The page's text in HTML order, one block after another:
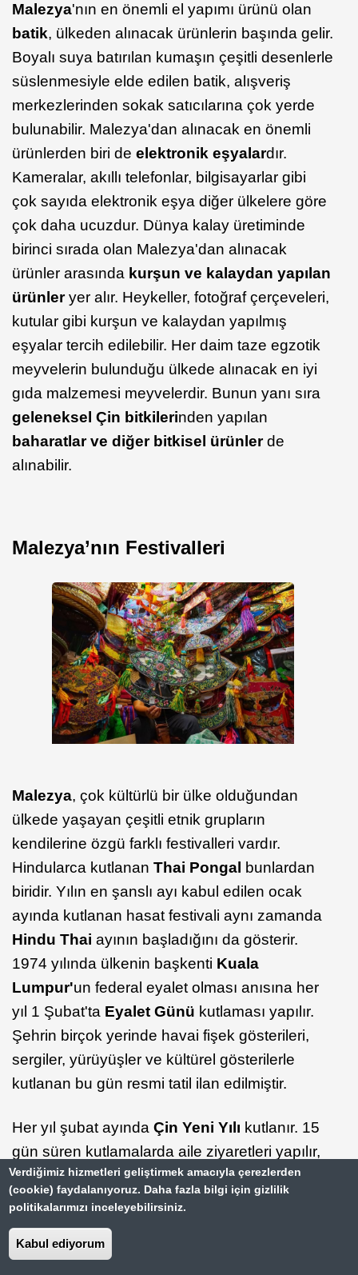
Malezya'nın en önemli el yapımı ürünü olan
batik, ülkeden alınacak ürünlerin başında gelir.
Boyalı suya batırılan kumaşın çeşitli desenlerle
süslenmesiyle elde edilen batik, alışveriş
merkezlerinden sokak satıcılarına çok yerde
bulunabilir. Malezya'dan alınacak en önemli
ürünlerden biri de elektronik eşyalardır.
Kameralar, akıllı telefonlar, bilgisayarlar gibi
çok sayıda elektronik eşya diğer ülkelere göre
çok daha ucuzdur. Dünya kalay üretiminde
birinci sırada olan Malezya'dan alınacak
ürünler arasında kurşun ve kalaydan yapılan
ürünleryer alır. Heykeller, fotoğraf çerçeveleri,
kutular gibi kurşun ve kalaydan yapılmış
eşyalar tercih edilebilir. Her daim taze egzotik
meyvelerin bulunduğu ülkede alınacak en iyi
gıda malzemesi meyvelerdir. Bunun yanı sıra
geleneksel Çin bitkilerinden yapılan
baharatlar ve diğer bitkisel ürünlerde
alınabilir.
Malezya’nın Festivalleri
Malezya, çok kültürlü bir ülke olduğundan
ülkede yaşayan çeşitli etnik grupların
kendilerine özgü farklı festivalleri vardır.
Hindularca kutlanan Thai Pongal
bunlardan
biridir. Yılın en şanslı ayı kabul edilen ocak
ayında kutlanan hasat festivali aynı zamanda
Hindu Thai ayının başladığını da gösterir.
1974 yılında ülkenin başkenti Kuala
Lumpur'un federal eyalet olması anısına her
yıl 1 Şubat'ta Eyalet Günü kutlaması yapılır.
Şehrin birçok yerinde havai fişek gösterileri,
sergiler, yürüyüşler ve kültürel gösterilerle
kutlanan bu gün resmi tatil ilan edilmiştir.
Her yıl şubat ayında Çin Yeni Yılı kutlanır. 15
gün süren kutlamalarda aile ziyaretleri yapılır,
hediyeler alınır ve yemekler hazırlanır.
Caddelerdeyse renkli ejderha ve aslan
havai fişek gösterileri yapılır, davul ve ziller
Verdiğimiz hizmetleri geliştirmek amacıyla çerezlerden
(cookie) faydalanıyoruz. Daha fazla bilgi için gizlilik
politikalarımızı inceleyebilirsiniz.
Kabul ediyorum